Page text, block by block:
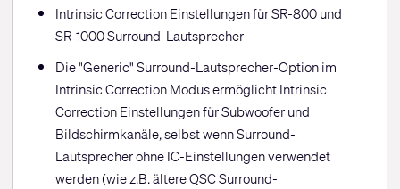
Intrinsic Correction Einstellungen für SR-800 und
SR-1000 Surround-Lautsprecher
Die "Generic" Surround-Lautsprecher-Option im
Intrinsic Correction Modus ermöglicht Intrinsic
Correction Einstellungen für Subwoofer und
Bildschirmkanäle, selbst wenn Surround-
Lautsprecher ohne IC-Einstellungen verwendet
werden (wie z.B. ältere QSC Surround-